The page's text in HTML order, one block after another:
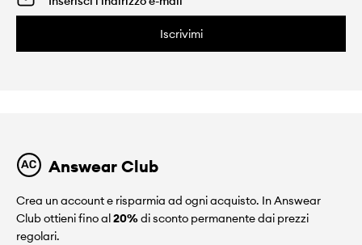
Iscrivimi
Answear Club
Crea un account e risparmia ad ogni acquisto. In Answear
Club ottieni fino al20%di sconto permanente dai prezzi
regolari.